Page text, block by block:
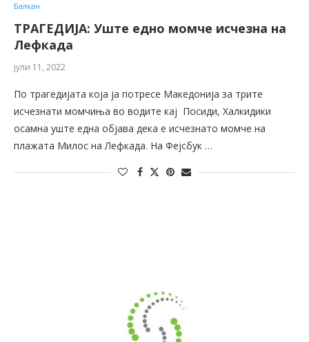
Балкан
ТРАГЕДИЈА: Уште едно момче исчезна на
Лефкада
јули 11, 2022
По трагедијата која ја потресе Македонија за трите
исчезнати момчиња во водите кај Посиди, Халкидики
осамна уште една објава дека е исчезнато момче на
плажата Милос на Лефкада. На Фејсбук …